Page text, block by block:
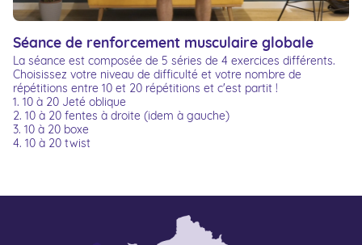
Séance de renforcement musculaire globale
La séance est composée de 5 séries de 4 exercices différents.
Choisissez votre niveau de difficulté et votre nombre de
répétitions entre 10 et 20 répétitions et c'est partit !
1. 10 à 20 Jeté oblique
2. 10 à 20 fentes à droite (idem à gauche)
3. 10 à 20 boxe
4. 10 à 20 twist